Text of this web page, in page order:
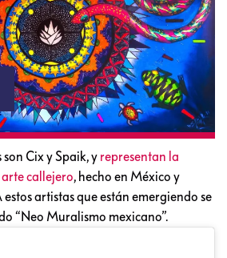
Cix y Spaik, y representan la
callejero, hecho en México y
artistas que están emergiendo se
“Neo Muralismo mexicano”.